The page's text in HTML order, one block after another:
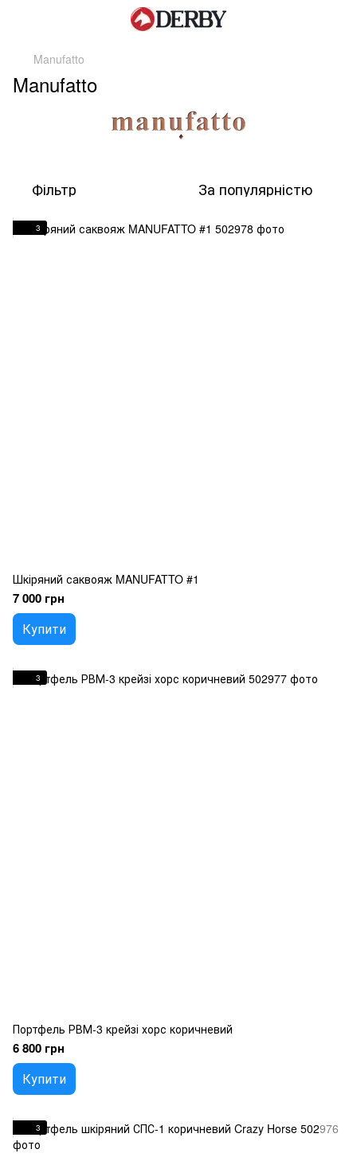
Manufatto
Manufatto
Фільтр За популярністю
3
Шкіряний саквояж MANUFATTO #1
7 000 грн
Купити
3
Портфель РВМ-3 крейзі хорс коричневий
6 800 грн
Купити
3